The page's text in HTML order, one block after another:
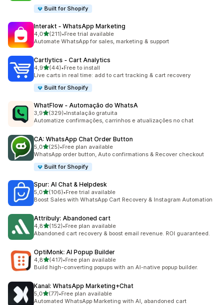
Built for Shopify
Interakt ‑ WhatsApp Marketing
4,0de 5 estrelas
(211)
211 total de avaliações
•Free trial available
Automate WhatsApp for sales, marketing & support
Cartlytics ‑ Cart Analytics
4,9de 5 estrelas
(44)
44 total de avaliações
•Free to install
Live carts in real time: add to cart tracking & cart recovery
Built for Shopify
WhatFlow ‑ Automação do WhatsA
3,9de 5 estrelas
(329)
329 total de avaliações
•Instalação gratuita
Automatize confirmações, carrinhos e atualizações no chat
CA: WhatsApp Chat Order Button
5,0de 5 estrelas
(25)
25 total de avaliações
•Free plan available
WhatsApp order button, Auto confirmations & Recover checkout
Built for Shopify
Spur: AI Chat & Helpdesk
5,0de 5 estrelas
(106)
106 total de avaliações
•Free trial available
Boost Sales with WhatsApp Cart Recovery & Instagram Automation
Attribuly: Abandoned cart
4,8de 5 estrelas
(152)
152 total de avaliações
•Free plan available
Abandoned cart recovery & boost email revenue. ROI guaranteed.
OptiMonk: AI Popup Builder
4,8de 5 estrelas
(417)
417 total de avaliações
•Free plan available
Build high-converting popups with an AI-native popup builder.
Kanal: WhatsApp Marketing+Chat
5,0de 5 estrelas
(77)
77 total de avaliações
•Free plan available
Automated WhatsApp Marketing with AI, abandoned cart